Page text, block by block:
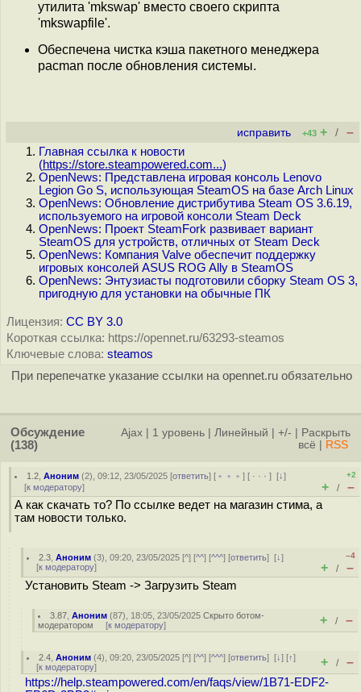
утилита 'mkswap' вместо своего скрипта
'mkswapfile'.
Обеспечена чистка кэша пакетного менеджера
pacman после обновления системы.
исправить +43 + / –
Главная ссылка к новости
(https://store.steampowered.com...)
OpenNews: Представлена игровая консоль Lenovo
Legion Go S, использующая SteamOS на базе Arch Linux
OpenNews: Обновление дистрибутива Steam OS 3.6.19,
используемого на игровой консоли Steam Deck
OpenNews: Проект SteamFork развивает вариант
SteamOS для устройств, отличных от Steam Deck
OpenNews: Компания Valve обеспечит поддержку
игровых консолей ASUS ROG Ally в SteamOS
OpenNews: Энтузиасты подготовили сборку Steam OS 3,
пригодную для установки на обычные ПК
Лицензия: CC BY 3.0
Короткая ссылка: https://opennet.ru/63293-steamos
Ключевые слова: steamos
При перепечатке указание ссылки на opennet.ru обязательно
Обсуждение
(138)
Ajax 1 уровень Линейный +/-
Раскрыть
всё
RSS
1.2 ,Аноним (2), 09:12, 23/05/2025 [ответить] [ ﹢﹢﹢] [ · · ·][↓]
[к модератору]
+2
+ / –
А как скачать то? По ссылке ведет на магазин стима, а
там новости только.
2.3 ,Аноним (3), 09:20, 23/05/2025 [^] [^^] [^^^] [ответить][↓]
[к модератору]
–4
+ / –
Установить Steam -> Загрузить Steam
3.87 ,Аноним (87), 18:05, 23/05/2025Скрыто ботом-
модератором [к модератору] + / –
2.4 ,Аноним (4), 09:20, 23/05/2025 [^] [^^] [^^^] [ответить][↓] [↑]
[к модератору] + / –
https://help.steampowered.com/en/faqs/view/1B71-EDF2-